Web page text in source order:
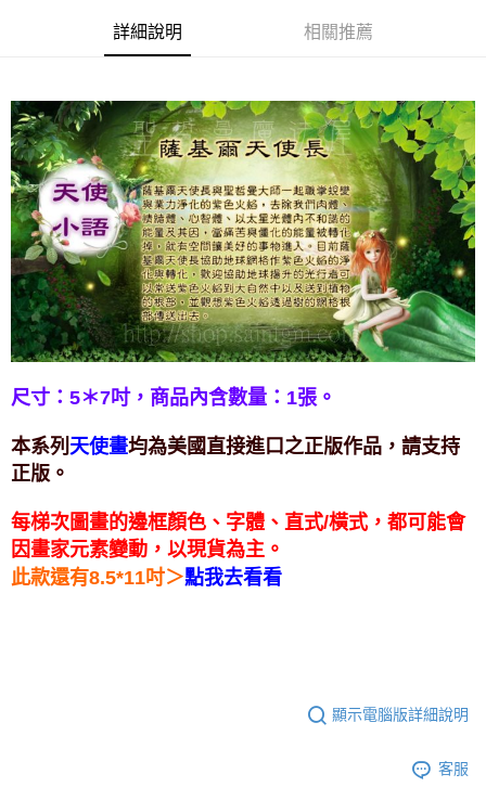
全家取貨付款
7-11取貨付款
每筆NT$80，滿NT$3,000(含以上)免運費
賣家宅配幫您送（台灣）
每筆NT$80，滿NT$3,000(含以上)免運費
郵局幫你送（離島）
每筆NT$80，滿NT$3,000(含以上)免運費
付款後門市自取
免運費
詳細說明 相關推薦
尺寸：5＊7吋， 商品內含數量：1張。
本系列 天使畫均為美國直接進口之正版作品，請支持
正版。
每梯次圖畫的邊框顏色、字體、直式/橫式，都可能會
因畫家元素變動，以現貨為主。
此款還有8.5*11吋＞點我去看看
顯示電腦版詳細說明
客服